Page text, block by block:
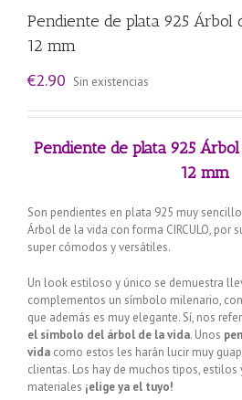
Pendiente de plata 925 Árbol
12 mm
€2.90 Sin existencias
Pendiente de plata 925
12 mm
Son pendientes en plata 925 muy
Árbol de la vida con forma CIRCULO, por
super cómodos y versátiles.
Un look estiloso y único se demuestra
complementos un símbolo milenario,
que además es muy elegante. Sí, nos
el símbolo del árbol de la vida. Unos
vida como estos les harán lucir muy
clientas. Los hay de muchos tipos,
materiales ¡elige ya el tuyo!